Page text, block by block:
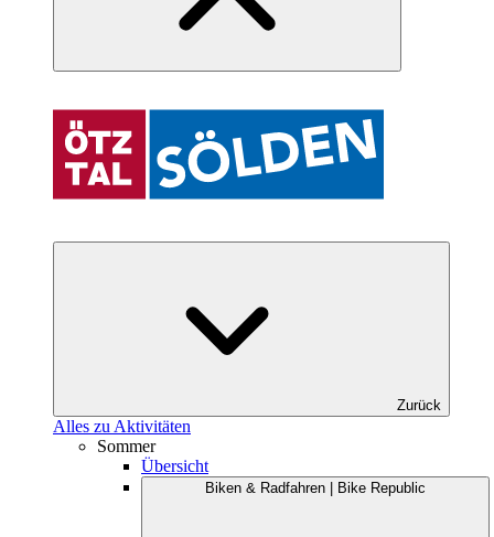
Zurück
Alles zu Aktivitäten
Sommer
Übersicht
Biken & Radfahren | Bike Republic